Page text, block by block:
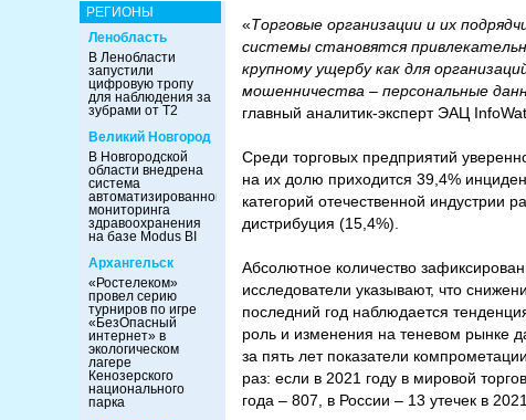
РЕГИОНЫ
Ленобласть
В Ленобласти
запустили
цифровую тропу
для наблюдения за
зубрами от Т2
Великий Новгород
В Новгородской
области внедрена
система
автоматизированного
мониторинга
здравоохранения
на базе Modus BI
Архангельск
«Ростелеком»
провел серию
турниров по игре
«БезОпасный
интернет» в
экологическом
лагере
Кенозерского
национального
парка
«Торговые организации и их
системы становятся
крупному ущербу как для
мошенничества – персональные
главный аналитик-эксперт ЭАЦ
Среди торговых предприятий
на их долю приходится 39,4%
категорий отечественной индустрии
дистрибуция (15,4%).
Абсолютное количество
исследователи указывают, что
последний год наблюдается
роль и изменения на теневом рынке
за пять лет показатели
раз: если в 2021 году в мировой
года – 807, в России – 13 утечек в